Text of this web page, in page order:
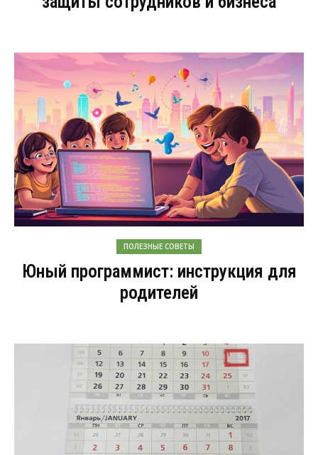
ПОЛЕЗНЫЕ СОВЕТЫ
Юный программист: инструкция для
родителей